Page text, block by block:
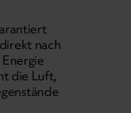
nach
die Luft,